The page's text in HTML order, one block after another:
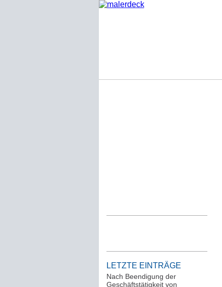
LETZTE EINTRÄGE
Nach Beendigung der
Geschäftstätigkeit von